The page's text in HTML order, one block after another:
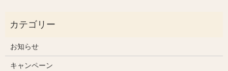
お知らせ
キャンペーン